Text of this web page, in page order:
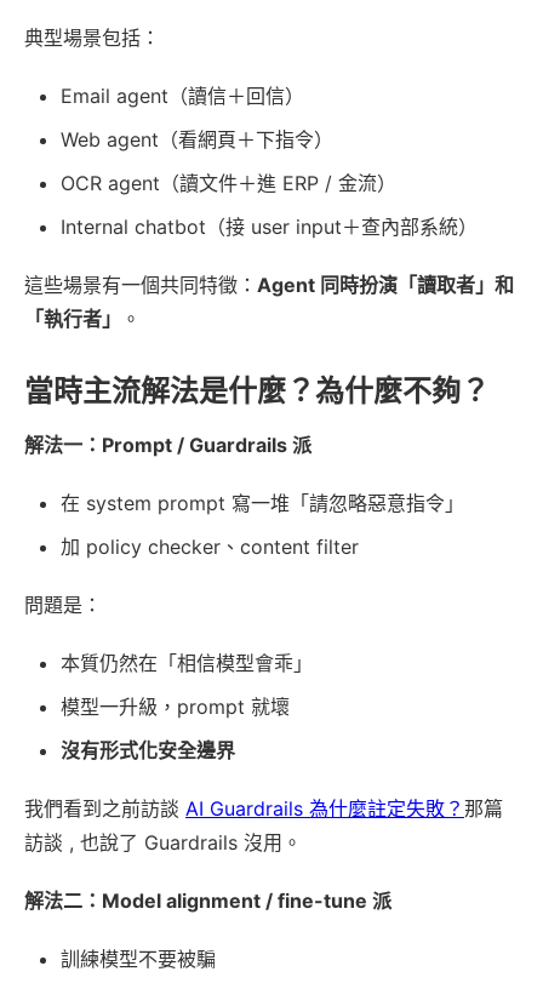
典型場景包括：
Email agent（讀信＋回信）
Web agent（看網頁＋下指令）
OCR agent（讀文件＋進 ERP / 金流）
Internal chatbot（接 user input＋查內部系統）
這些場景有一個共同特徵： Agent 同時扮演「讀取者」和
「執行者」
。
當時主流解法是什麼？為什麼不夠？
解法一：Prompt / Guardrails 派
在 system prompt 寫一堆「請忽略惡意指令」
加 policy checker、content filter
問題是：
本質仍然在「相信模型會乖」
模型一升級，prompt 就壞
沒有形式化安全邊界
我們看到之前訪談 AI Guardrails 為什麼註定失敗？ 那篇
訪談 , 也說了 Guardrails 沒用。
解法二：Model alignment / fine-tune 派
訓練模型不要被騙